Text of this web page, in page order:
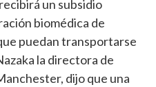
un subsidio
biomédica de
puedan transportarse
la directora de
dijo que una